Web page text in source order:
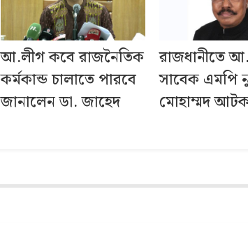
আ.লীগ কবে রাজনৈতিক
কর্মকান্ড চালাতে পারবে
জানালেন ডা. জাহেদ
রাজধানীতে
সাবেক এমপি
মোহাম্মদ